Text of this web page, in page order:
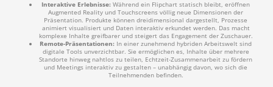
Interaktive Erlebnisse: Während ein Flipchart statisch bleibt, eröffnen
Augmented Reality und Touchscreens völlig neue Dimensionen der
Präsentation. Produkte können dreidimensional dargestellt, Prozesse
animiert visualisiert und Daten interaktiv erkundet werden. Das macht
komplexe Inhalte greifbarer und steigert das Engagement der Zuschauer.
Remote-Präsentationen: In einer zunehmend hybriden Arbeitswelt sind
digitale Tools unverzichtbar. Sie ermöglichen es, Inhalte über mehrere
Standorte hinweg nahtlos zu teilen, Echtzeit-Zusammenarbeit zu fördern
und Meetings interaktiv zu gestalten – unabhängig davon, wo sich die
Teilnehmenden befinden.